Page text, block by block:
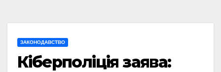
ЗАКОНОДАВСТВО
Кіберполіція заява: